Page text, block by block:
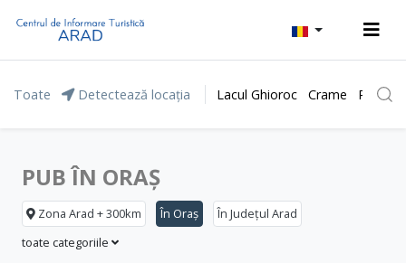
Toate Detectează locația Lacul Ghioroc Crame Parcul
PUB ÎN ORAȘ
Zona Arad + 300km În Oraș
În Județul Arad
toate categoriile